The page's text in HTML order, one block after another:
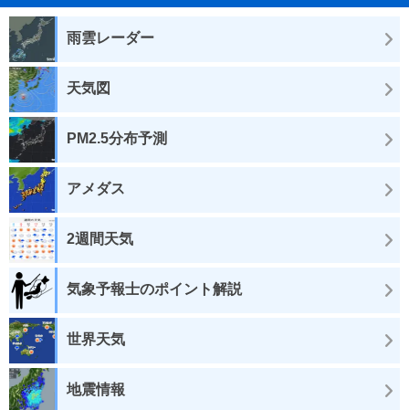
雨雲レーダー
天気図
PM2.5分布予測
アメダス
2週間天気
気象予報士のポイント解説
世界天気
地震情報